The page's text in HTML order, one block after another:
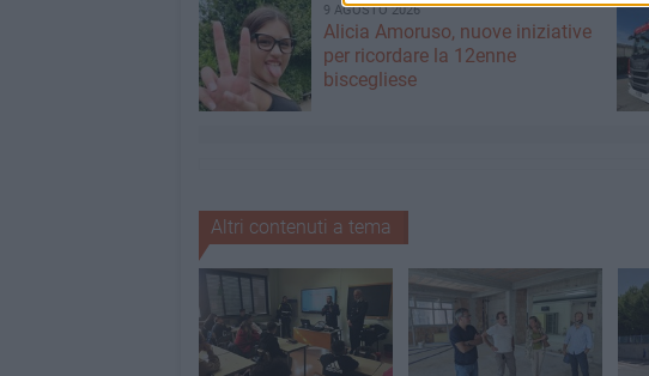
9 AGOSTO 2026
Alicia Amoruso, nuove iniziative
per ricordare la 12enne
biscegliese
Altri contenuti a tema